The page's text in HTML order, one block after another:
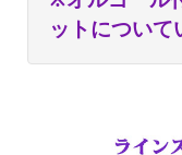
ットについて